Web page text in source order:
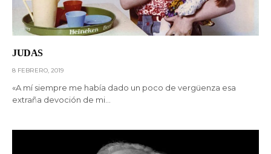
JUDAS
8 FEBRERO, 2019
«A mí siempre me había dado un poco de vergüenza esa
extraña devoción de mi…